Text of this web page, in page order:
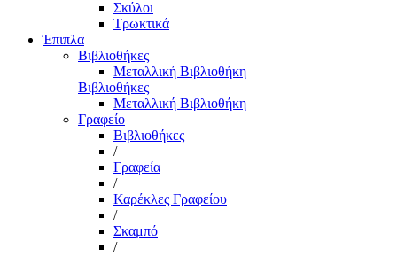
Σκύλοι
Τρωκτικά
Έπιπλα
Βιβλιοθήκες
Μεταλλική Βιβλιοθήκη
Βιβλιοθήκες
Μεταλλική Βιβλιοθήκη
Γραφείο
Βιβλιοθήκες
/
Γραφεία
/
Καρέκλες Γραφείου
/
Σκαμπό
/